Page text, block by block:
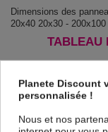
Dimensions des
20x40 20x30 -
TABLEAU
spécial et de haute
des détails
de l'environnement,
Planete Discount
personnalisée !
Nous et nos